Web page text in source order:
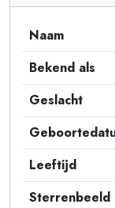
Naam
Bekend als
Geslacht
Leeftijd
Sterrenbeeld